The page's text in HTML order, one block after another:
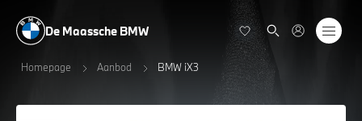
De Maassche BMW
Homepage Aanbod BMW iX3